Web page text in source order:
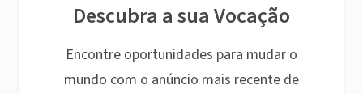
Descubra a sua Vocação
Encontre oportunidades para mudar o
mundo com o anúncio mais recente de